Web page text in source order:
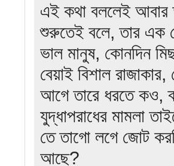
এই কথা বললেই আবার
শুরুতেই বলে, তার এক
ভাল মানুষ, কোনদিন
বেয়াই বিশাল
আগে তারে ধরতে কও,
যুদ্ধাপরাধের মামলা
তে তাগো লগে জোট
আছে?